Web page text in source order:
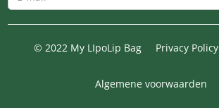
© 2022 My LIpoLip Bag Privacy Policy
Algemene voorwaarden